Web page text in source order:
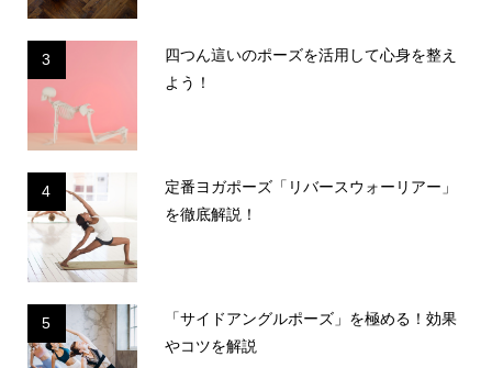
3
四つん這いのポーズを活用して心身を整え
よう！
4
定番ヨガポーズ「リバースウォーリアー」
を徹底解説！
5
「サイドアングルポーズ」を極める！効果
やコツを解説